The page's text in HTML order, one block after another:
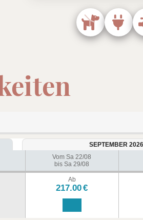
SEPTEMBER 2026
Vom Sa 22/08
bis Sa 29/08
Ab
217.00€